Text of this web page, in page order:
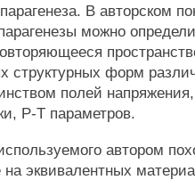
В авторском
можно
структурных форм
полей
Р-Т параметров.
автором
эквивалентных